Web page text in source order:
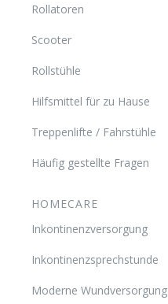
Rollatoren
Scooter
Rollstühle
Hilfsmittel für zu Hause
Treppenlifte / Fahrstühle
Häufig gestellte Fragen
HOMECARE
Inkontinenzversorgung
Inkontinenzsprechstunde
Moderne Wundversorgung